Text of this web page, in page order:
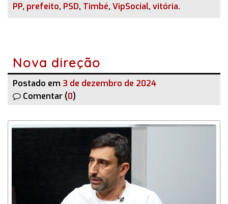
PP, prefeito, PSD, Timbé, VipSocial, vitória.
Nova direção
Postado em 3 de dezembro de 2024
Comentar (0)